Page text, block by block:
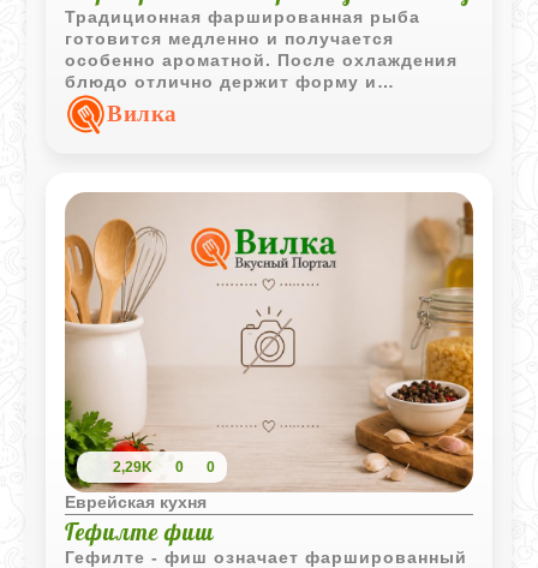
Традиционная фаршированная рыба
готовится медленно и получается
особенно ароматной. После охлаждения
блюдо отлично держит форму и
становится украшением праздничного
стола.Вилка
2,29K 0 0
Еврейская кухня
Гефилте фиш
Гефилте - фиш означает фаршированный